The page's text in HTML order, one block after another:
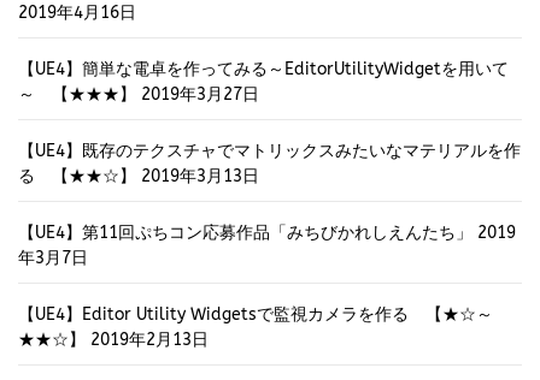
2019年4月16日
【UE4】簡単な電卓を作ってみる～EditorUtilityWidgetを用いて
～ 【★★★】
2019年3月27日
【UE4】既存のテクスチャでマトリックスみたいなマテリアルを作
る 【★★☆】
2019年3月13日
【UE4】第11回ぷちコン応募作品「みちびかれしえんたち」
2019
年3月7日
【UE4】Editor Utility Widgetsで監視カメラを作る 【★☆～
★★☆】
2019年2月13日